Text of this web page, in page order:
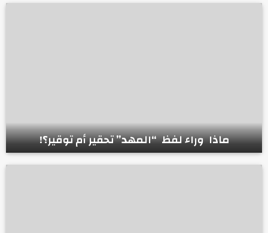
ماذا وراء لفظ “المهد” تحقير أم توقير؟!